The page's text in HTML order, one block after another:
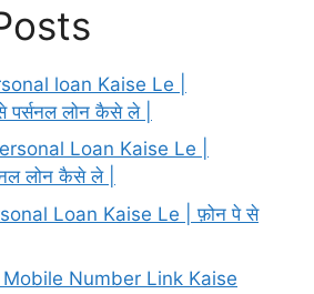
loan Kaise Le |
लोन कैसे ले |
Loan Kaise Le |
लोन कैसे ले |
Loan Kaise Le | फ़ोन पे से
Number Link Kaise